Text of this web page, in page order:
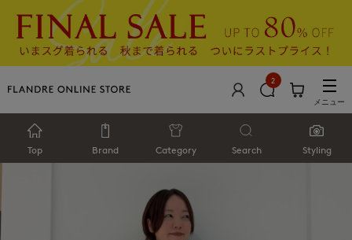
2
メニュー
Top Brand Category Search Styling